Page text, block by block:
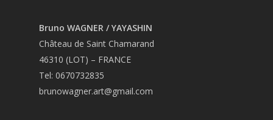
Bruno WAGNER / YAYASHIN
Château de Saint Chamarand
46310 (LOT) – FRANCE
Tel: 0670732835
brunowagner.art@gmail.com